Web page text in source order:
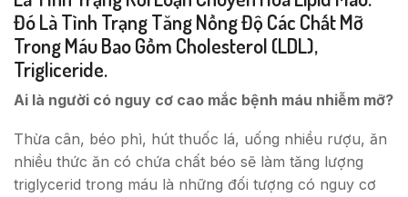
Đó Là Tình Trạng Tăng Nồng Độ Các Chất Mỡ
Trong Máu Bao Gồm Cholesterol (LDL),
Trigliceride.
Ai là người có nguy cơ cao mắc bệnh máu nhiễm mỡ?
Thừa cân, béo phì, hút thuốc lá, uống nhiều rượu, ăn
nhiều thức ăn có chứa chất béo sẽ làm tăng lượng
triglycerid trong máu là những đối tượng có nguy cơ